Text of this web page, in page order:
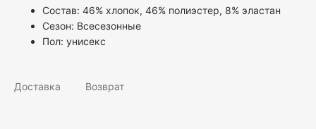
Состав: 46% хлопок, 46% полиэстер, 8% эластан
Сезон: Всесезонные
Пол: унисекс
Доставка Возврат